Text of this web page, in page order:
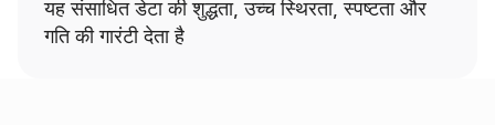
यह संसाधित डेटा की शुद्धता, उच्च स्थिरता, स्पष्टता और
गति की गारंटी देता है